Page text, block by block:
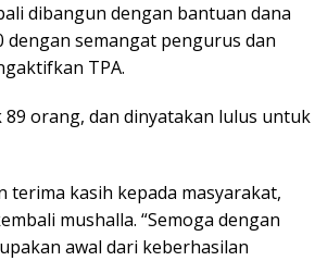
dibangun dengan bantuan dana
dengan semangat pengurus dan
TPA.
orang, dan dinyatakan lulus untuk
terima kasih kepada masyarakat,
mushalla. “Semoga dengan
awal dari keberhasilan